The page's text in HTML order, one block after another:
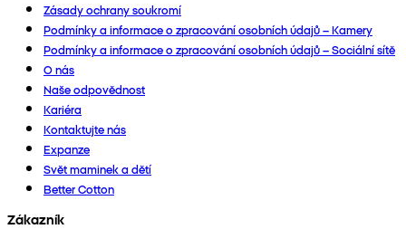
Zásady ochrany soukromí
Podmínky a informace o zpracování osobních údajů – Kamery
Podmínky a informace o zpracování osobních údajů – Sociální sítě
O nás
Naše odpovědnost
Kariéra
Kontaktujte nás
Expanze
Svět maminek a dětí
Better Cotton
Zákazník